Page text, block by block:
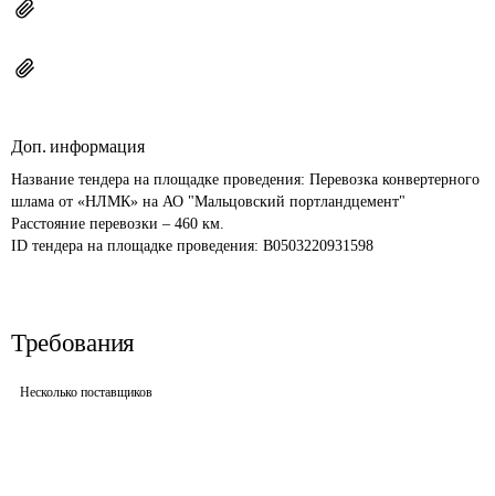
Доп. информация
Название тендера на площадке проведения: Перевозка конвертерного
шлама от «НЛМК» на АО "Мальцовский портландцемент"
Расстояние перевозки – 460 км.
ID тендера на площадке проведения: B0503220931598
Требования
Несколько поставщиков